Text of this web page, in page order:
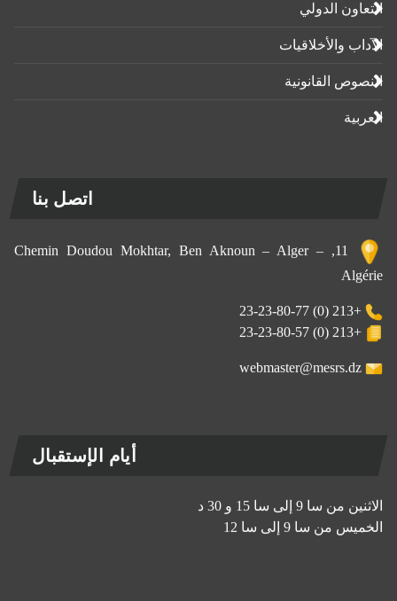
التعاون الدولي
الآداب واﻷخلاقيات
النصوص القانونية
العربية
اتصل بنا
11, Chemin Doudou Mokhtar, Ben Aknoun – Alger –
Algérie
+213 (0) 23-23-80-77
+213 (0) 23-23-80-57
webmaster@mesrs.dz
أيام الإستقبال
الاثنين من سا 9 إلى سا 15 و 30 د
الخميس من سا 9 إلى سا 12